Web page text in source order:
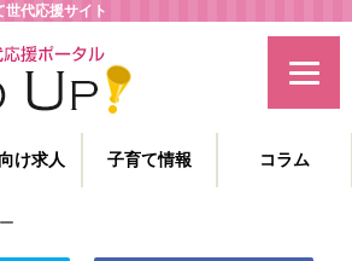
代応援サイト
育てや教育に役立つコラムを発信。
を応援します！
け求人 子育て情報 コラム